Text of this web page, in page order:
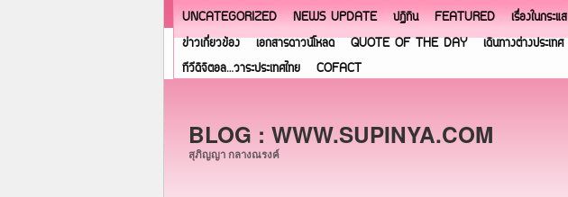
UNCATEGORIZED NEWS UPDATE ปฏิทิน FEATURED เรื่องในกระแส
ข่าวเกี่ยวข้อง
เอกสารดาวน์โหลด QUOTE OF THE DAY เดินทางต่างประเทศ
ทีวีดิจิตอล…วาระประเทศไทย
COFACT
BLOG : WWW.SUPINYA.COM
สุภิญญา กลางณรงค์